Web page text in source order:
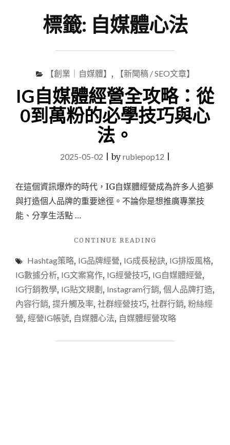
標籤: 自媒體心法
【創業｜自媒體】 , 【新聞稿 / SEO文章】
IG自媒體經營全攻略：從
0到萬粉的必學技巧與心
法。
2025-05-02 |by rubiepop12
在這個資訊爆炸的時代，IG自媒體經營成為許多人追夢
與打造個人品牌的重要途徑。不論你是想推廣專業技
能、分享生活點 …
CONTINUE READING
媒
體
營
全
攻
Hashtag策略, IG品牌經營, IG成長秘訣, IG排版風格,
IG數據分析, IG文案寫作, IG經營技巧, IG自媒體經營,
IG行銷教學, IG貼文規劃, Instagram行銷, 個人品牌打造,
內容行銷, 提升觸及率, 社群經營技巧, 社群行銷, 粉絲經
營, 經營IG帳號, 自媒體心法, 自媒體經營攻略